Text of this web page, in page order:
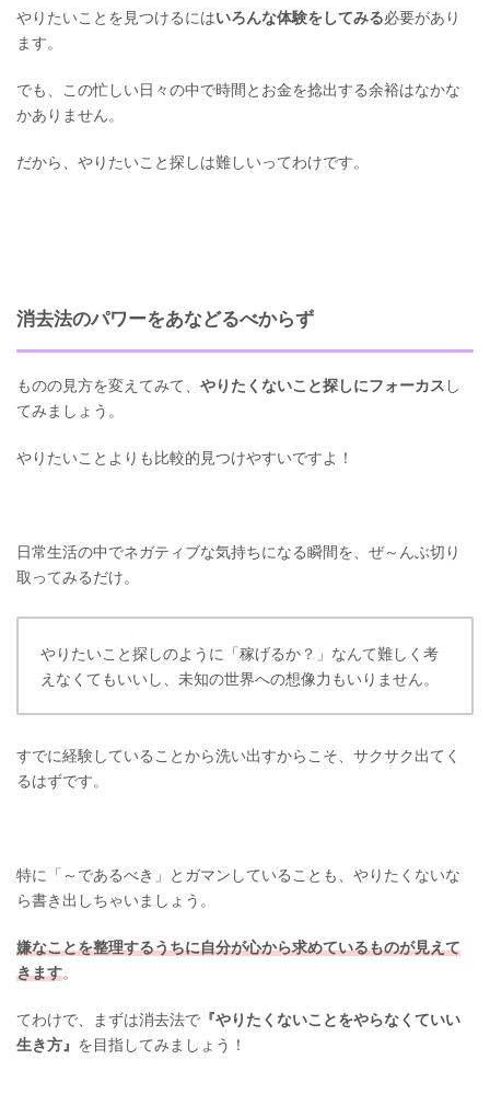
やりたいことを見つけるにはいろんな体験をしてみる必要があり
ます。
でも、この忙しい日々の中で時間とお金を捻出する余裕はなかな
かありません。
だから、やりたいこと探しは難しいってわけです。
消去法のパワーをあなどるべからず
ものの見方を変えてみて、 やりたくないこと探しにフォーカス し
てみましょう。
やりたいことよりも比較的見つけやすいですよ！
日常生活の中でネガティブな気持ちになる瞬間を、ぜ～んぶ切り
取ってみるだけ。
やりたいこと探しのように「稼げるか？」なんて難しく考
えなくてもいいし、未知の世界への想像力もいりません。
すでに経験していることから洗い出すからこそ、サクサク出てく
るはずです。
特に「～であるべき」とガマンしていることも、やりたくないな
ら書き出しちゃいましょう。
嫌なことを整理するうちに自分が心から求めているものが見えて
きます。
てわけで、まずは消去法で 『やりたくないことをやらなくていい
生き方』 を目指してみましょう！